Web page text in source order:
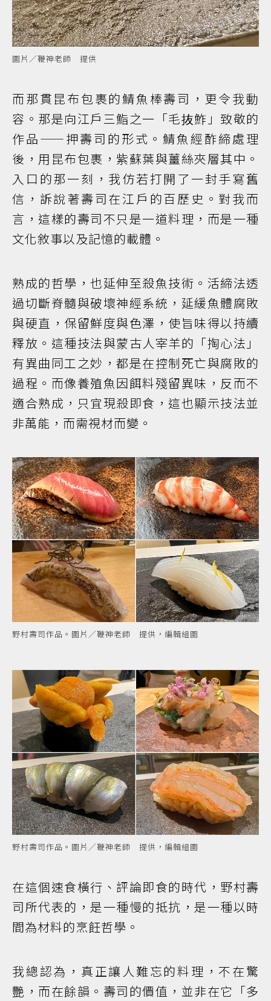
圖片／鞭神老師 提供
而那貫昆布包裹的鯖魚棒壽司，更令我動
容。那是向江戶三鮨之一「毛抜鮓」致敬的
作品——押壽司的形式。鯖魚經酢締處理
後，用昆布包裹，紫蘇葉與薑絲夾層其中。
入口的那一刻，我仿若打開了一封手寫舊
信，訴說著壽司在江戶的百歷史。對我而
言，這樣的壽司不只是一道料理，而是一種
文化敘事以及記憶的載體。
熟成的哲學，也延伸至殺魚技術。活締法透
過切斷脊髓與破壞神經系統，延緩魚體腐敗
與硬直，保留鮮度與色澤，使旨味得以持續
釋放。這種技法與蒙古人宰羊的「掏心法」
有異曲同工之妙，都是在控制死亡與腐敗的
過程。而像養殖魚因餌料殘留異味，反而不
適合熟成，只宜現殺即食，這也顯示技法並
非萬能，而需視材而變。
野村壽司作品。圖片／鞭神老師 提供，編輯組圖
野村壽司作品。圖片／鞭神老師 提供，編輯組圖
在這個速食橫行、評論即食的時代，野村壽
司所代表的，是一種慢的抵抗，是一種以時
間為材料的烹飪哲學。
我總認為，真正讓人難忘的料理，不在驚
艷，而在餘韻。壽司的價值，並非在它「多